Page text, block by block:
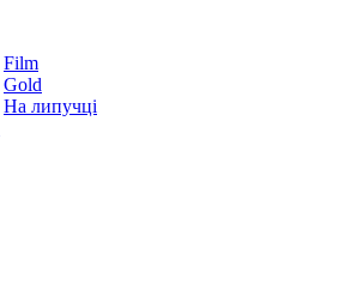
Film
Gold
На липучці